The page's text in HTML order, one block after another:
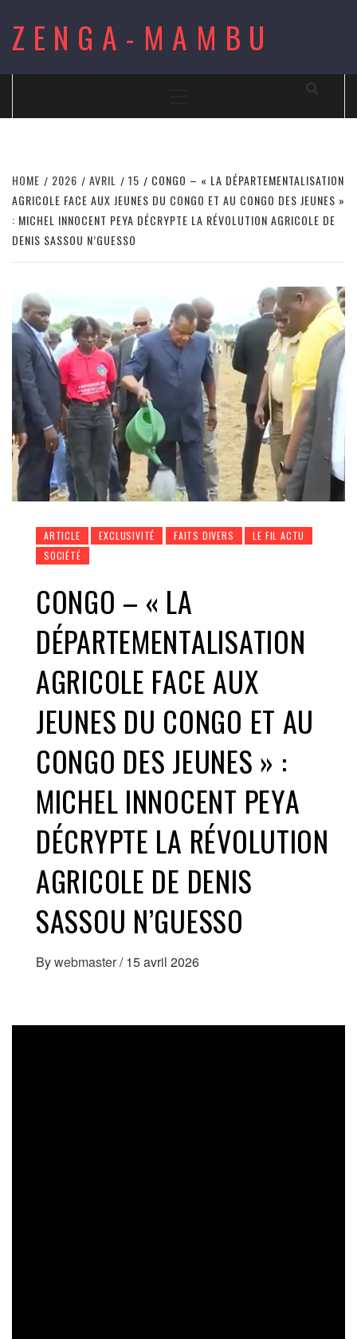
content
ZENGA-MAMBU
HOME 2026 AVRIL 15
CONGO – « LA DÉPARTEMENTALISATION
AGRICOLE FACE AUX JEUNES DU CONGO ET AU CONGO DES JEUNES »
: MICHEL INNOCENT PEYA DÉCRYPTE LA RÉVOLUTION AGRICOLE DE
DENIS SASSOU N’GUESSO
ARTICLE EXCLUSIVITÉ FAITS DIVERS
LE FIL ACTU
SOCIÉTÉ
CONGO – « LA
DÉPARTEMENTALISATION
AGRICOLE FACE AUX
JEUNES DU CONGO ET AU
CONGO DES JEUNES » :
MICHEL INNOCENT PEYA
DÉCRYPTE LA RÉVOLUTION
AGRICOLE DE DENIS
SASSOU N’GUESSO
Bywebmaster/ 15 avril 2026